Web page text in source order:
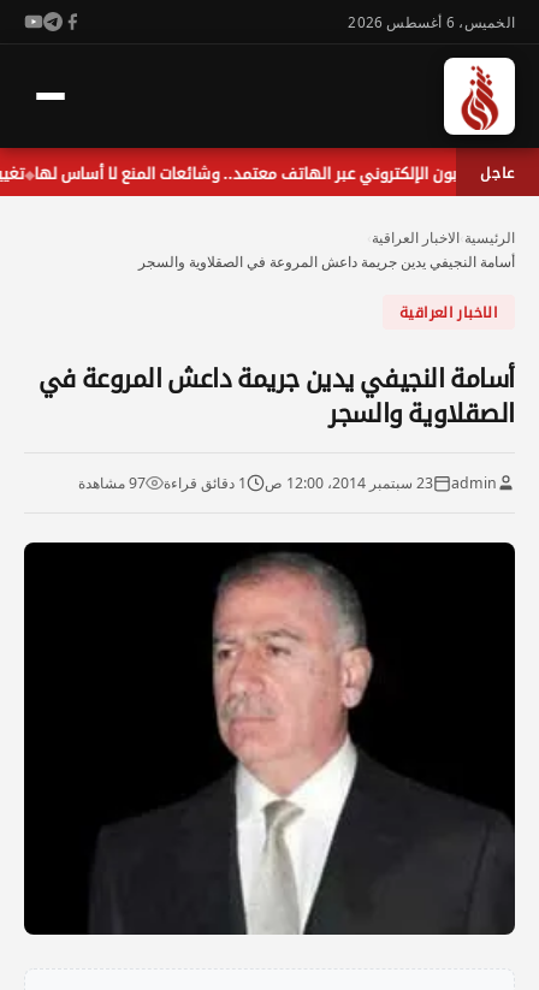
الخميس، 6 أغسطس 2026
عاجلالإلكتروني عبر الهاتف معتمد.. وشائعات المنع لا أساس لها◆تغييرات
الرئيسية الاخبار العراقية
أسامة النجيفي يدين جريمة داعش المروعة في الصقلاوية والسجر
الاخبار العراقية
أسامة النجيفي يدين جريمة داعش المروعة في
الصقلاوية والسجر
admin 23 سبتمبر 2014، 12:00 ص 1 دقائق قراءة 97 مشاهدة